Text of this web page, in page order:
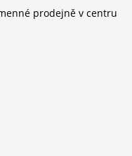
prodejně v centru